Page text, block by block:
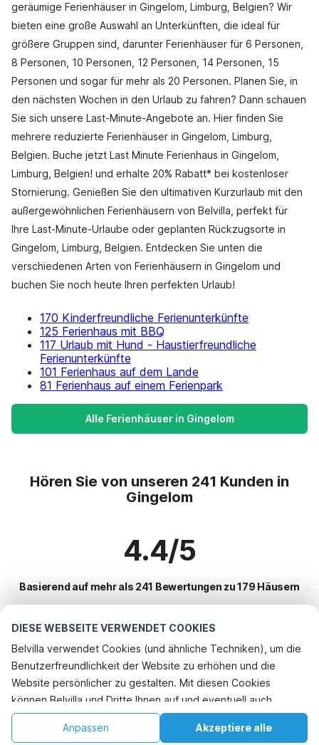
DIESE WEBSEITE VERWENDET COOKIES
Belvilla verwendet Cookies (und ähnliche Techniken), um die
Benutzerfreundlichkeit der Website zu erhöhen und die
Website persönlicher zu gestalten. Mit diesen Cookies
können Belvilla und Dritte Ihnen auf und eventuell auch
außerhalb unserer Website folgen, um Werbung Ihren
Interessen anzupassen und das Teilen von Informationen über
Akzeptiere alle
Anpassen
geräumige Ferienhäuser in Gingelom, Limburg, Belgien? Wir
bieten eine große Auswahl an Unterkünften, die ideal für
größere Gruppen sind, darunter Ferienhäuser für 6 Personen,
8 Personen, 10 Personen, 12 Personen, 14 Personen, 15
Personen und sogar für mehr als 20 Personen. Planen Sie, in
den nächsten Wochen in den Urlaub zu fahren? Dann schauen
Sie sich unsere Last-Minute-Angebote an. Hier finden Sie
mehrere reduzierte Ferienhäuser in Gingelom, Limburg,
Belgien. Buche jetzt Last Minute Ferienhaus in Gingelom,
Limburg, Belgien! und erhalte 20% Rabatt* bei kostenloser
Stornierung. Genießen Sie den ultimativen Kurzurlaub mit den
außergewöhnlichen Ferienhäusern von Belvilla, perfekt für
Ihre Last-Minute-Urlaube oder geplanten Rückzugsorte in
Gingelom, Limburg, Belgien. Entdecken Sie unten die
verschiedenen Arten von Ferienhäusern in Gingelom und
buchen Sie noch heute Ihren perfekten Urlaub!
170 Kinderfreundliche Ferienunterkünfte
125 Ferienhaus mit BBQ
117 Urlaub mit Hund - Haustierfreundliche
Ferienunterkünfte
101 Ferienhaus auf dem Lande
81 Ferienhaus auf einem Ferienpark
Alle Ferienhäuser in Gingelom
Hören Sie von unseren 241 Kunden in
Gingelom
4.4/5
Basierend auf mehr als 241 Bewertungen zu 179 Häusern
Beliebteste Reiseziele für Urlaub
Top-Städte mit Top-Annehmlichkeiten für den Urlaub
Ferienhaus mit Garten voeren
Kinderfreundliche Ferienunterkünfte heers
Kinderfreundliche Ferienunterkünfte riemst
Beliebte Ausstattungen für Urlaub in Gingelom
Kinderfreundliche Ferienunterkünfte
Beliebte Städte für den Urlaub in Limburg
Rufen Sie an, um zu buchen
Startseite Wunschliste Buchungen Konto